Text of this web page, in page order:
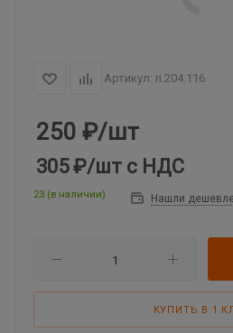
Артикул: ri.204.116
250 ₽/шт
305 ₽/шт с НДС
23 (в наличии) Нашли
КУПИТЬ В 1